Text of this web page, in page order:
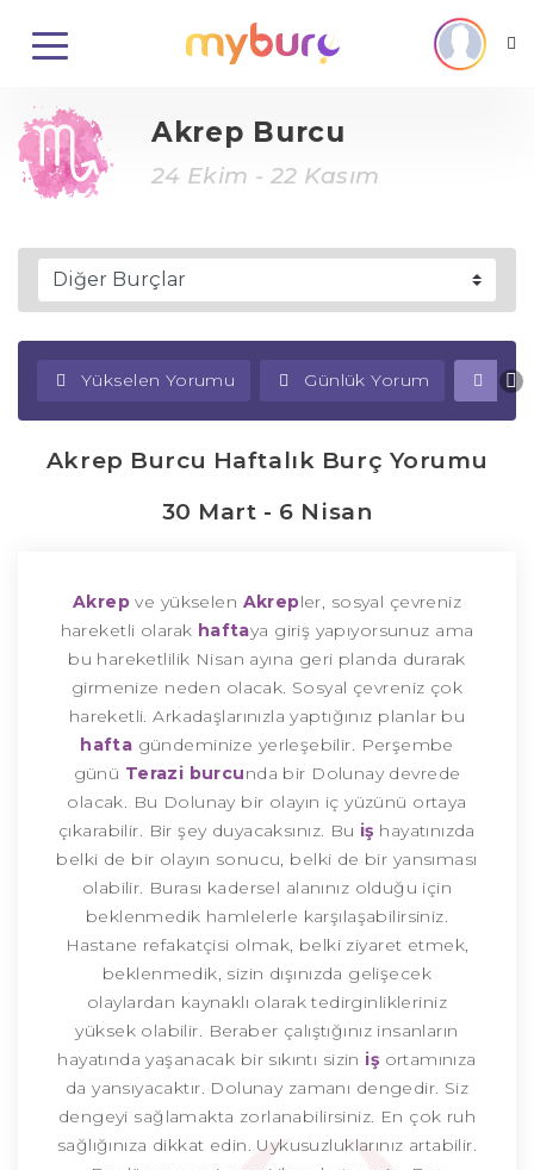
Akrep Burcu
24 Ekim - 22 Kasım
Yükselen Yorumu Günlük Yorum
Akrep Burcu Haftalık Burç Yorumu
30 Mart - 6 Nisan
Akrep ve yükselen Akrepler, sosyal çevreniz
hareketli olarak haftaya giriş yapıyorsunuz ama
bu hareketlilik Nisan ayına geri planda durarak
girmenize neden olacak. Sosyal çevreniz çok
hareketli. Arkadaşlarınızla yaptığınız planlar bu
hafta gündeminize yerleşebilir. Perşembe
günü Terazi burcunda bir Dolunay devrede
olacak. Bu Dolunay bir olayın iç yüzünü ortaya
çıkarabilir. Bir şey duyacaksınız. Bu iş hayatınızda
belki de bir olayın sonucu, belki de bir yansıması
olabilir. Burası kadersel alanınız olduğu için
beklenmedik hamlelerle karşılaşabilirsiniz.
Hastane refakatçisi olmak, belki ziyaret etmek,
beklenmedik, sizin dışınızda gelişecek
olaylardan kaynaklı olarak tedirginlikleriniz
yüksek olabilir. Beraber çalıştığınız insanların
hayatında yaşanacak bir sıkıntı sizin iş ortamınıza
da yansıyacaktır. Dolunay zamanı dengedir. Siz
dengeyi sağlamakta zorlanabilirsiniz. En çok ruh
sağlığınıza dikkat edin. Uykusuzluklarınız artabilir.